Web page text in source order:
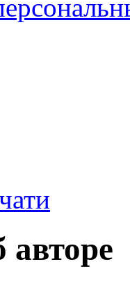
авторе